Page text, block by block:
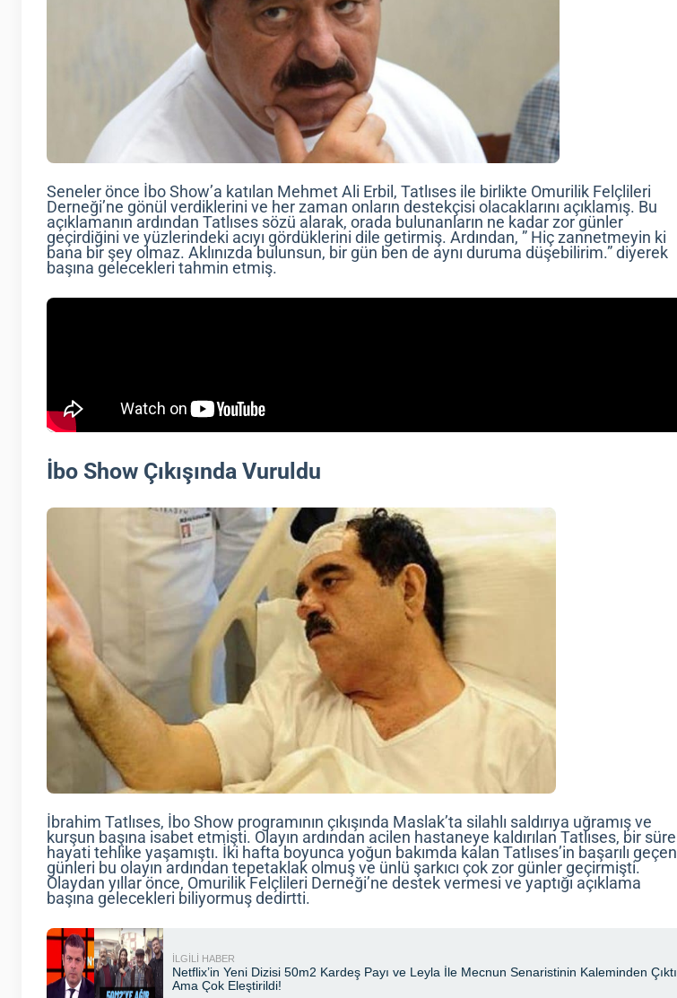
Seneler önce İbo Show’a katılan Mehmet Ali Erbil, Tatlıses ile birlikte Omurilik Felçlileri
Derneği’ne gönül verdiklerini ve her zaman onların destekçisi olacaklarını açıklamış. Bu
açıklamanın ardından Tatlıses sözü alarak, orada bulunanların ne kadar zor günler
geçirdiğini ve yüzlerindeki acıyı gördüklerini dile getirmiş. Ardından, ” Hiç zannetmeyin ki
bana bir şey olmaz. Aklınızda bulunsun, bir gün ben de aynı duruma düşebilirim.” diyerek
başına gelecekleri tahmin etmiş.
İbo Show Çıkışında Vuruldu
İbrahim Tatlıses, İbo Show programının çıkışında Maslak’ta silahlı saldırıya uğramış ve
kurşun başına isabet etmişti. Olayın ardından acilen hastaneye kaldırılan Tatlıses, bir süre
hayati tehlike yaşamıştı. İki hafta boyunca yoğun bakımda kalan Tatlıses’in başarılı geçen
günleri bu olayın ardından tepetaklak olmuş ve ünlü şarkıcı çok zor günler geçirmişti.
Olaydan yıllar önce, Omurilik Felçlileri Derneği’ne destek vermesi ve yaptığı açıklama
başına gelecekleri biliyormuş dedirtti.